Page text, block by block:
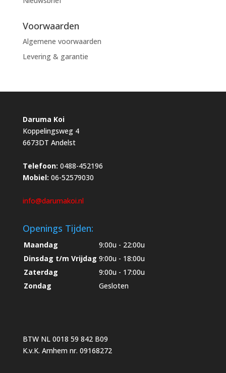
Voorwaarden
Algemene voorwaarden
Levering & garantie
Daruma Koi
Koppelingsweg 4
6673DT Andelst
Telefoon: 0488-452196
Mobiel: 06-52579030
info@darumakoi.nl
Openings Tijden:
Maandag
9:00u - 22:00u
Dinsdag t/m Vrijdag 9:00u - 18:00u
Zaterdag
9:00u - 17:00u
Zondag
Gesloten
BTW NL 0018 59 842 B09
K.v.K. Arnhem nr. 09168272